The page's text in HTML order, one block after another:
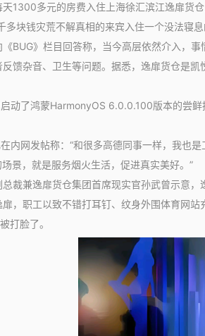
多元的房费入住上海徐汇滨江逸扉货仓
块钱灾荒不解真相的来宾入住一个没法寝息
》栏目回答称，当今高层依然介入，事
杂音、卫生等问题。据悉，逸扉货仓是凯
动了鸿蒙HarmonyOS 6.0.0.100版本的尝
内网发帖称：“和很多高德同事一样，我也
景，就是服务烟火生活，促进真实美好。”
兼逸扉货仓集团首席现实官孙武曾示意，
，职工以致不错打耳钉、纹身外围体育网站
打脸了。